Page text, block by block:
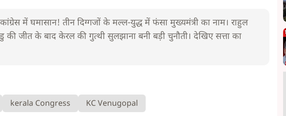
में घमासान! तीन दिग्गजों के मल्ल-युद्ध में फंसा मुख्यमंत्री का नाम। राहुल
जीत के बाद केरल की गुत्थी सुलझाना बनी बड़ी चुनौती। देखिए सत्ता का
kerala Congress KC Venugopal